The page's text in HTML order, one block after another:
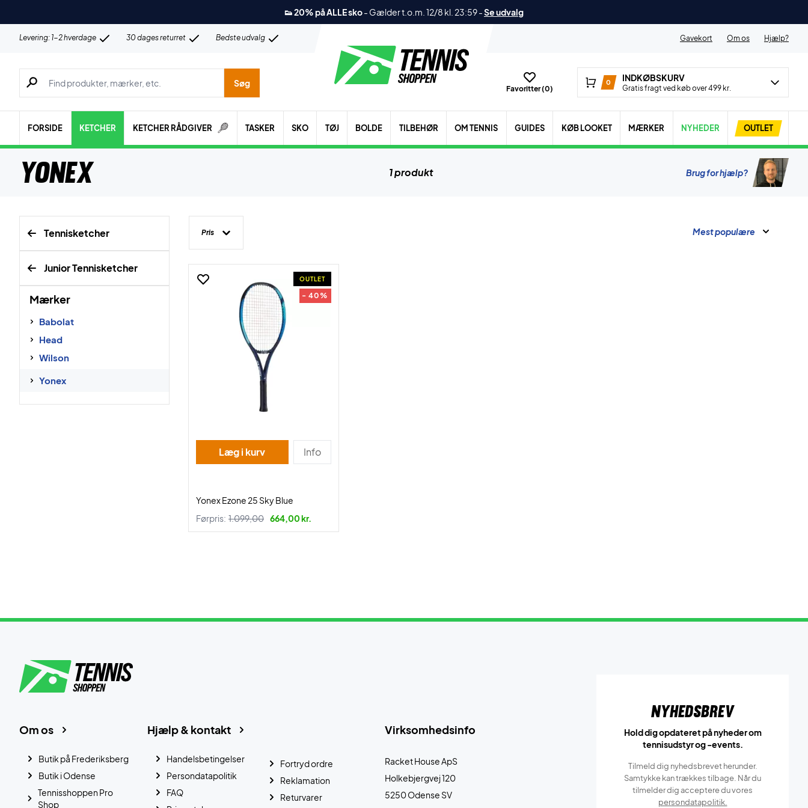
👟 20% på ALLE sko- Gælder t.o.m. 12/8 kl. 23:59-Se udvalg
Levering: 1-2 hverdage 30 dages returret Bedste udvalg Gavekort Om os Hjælp?
Søg efter produkter, mærker etc.
Søg
Favoritter (0)
0 INDKØBSKURV
Gratis fragt ved køb over 499 kr.
FORSIDE KETCHER KETCHER RÅDGIVER TASKER SKO TØJ BOLDE TILBEHØR OM TENNIS GUIDES KØB LOOKET MÆRKER NYHEDER OUTLET
Yonex 1 produkt Brug for hjælp?
Tennisketcher
Junior Tennisketcher
Mærker
Babolat
Head
Wilson
Yonex
Pris Mest populære
OUTLET
- 40%
Læg i kurv Info
Yonex Ezone 25 Sky Blue
Førpris: 1.099,00 664,00 kr.
Virksomhedsinfo
Racket House ApS
Holkebjergvej 120
5250 Odense SV
Hjælp & kontakt
Handelsbetingelser
Persondatapolitik
FAQ
Fortryd ordre
Reklamation
Returvarer
Om os
Butik på Frederiksberg
Butik i Odense
Tennisshoppen Pro
Shop
Nyhedsbrev
Hold dig opdateret på nyheder om
tennisudstyr og -events.
Tilmeld dig nyhedsbrevet herunder.
Samtykke kan trækkes tilbage. Når du
tilmelder dig acceptere du vores
persondatapolitik.